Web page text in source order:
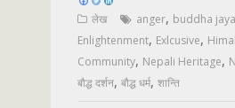
लेख anger, buddha
Enlightenment, Exlcusive,
Community, Nepali Heritage,
बौद्ध दर्शन, बौद्ध धर्म, शान्ति